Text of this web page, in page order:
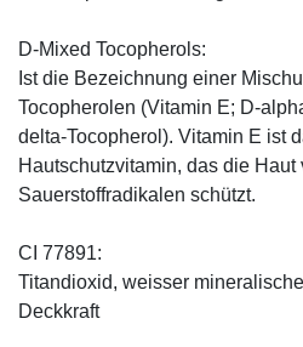
D-Mixed Tocopherols:
Ist die Bezeichnung einer
Tocopherolen (Vitamin E; D-
delta-Tocopherol). Vitamin E ist
Hautschutzvitamin, das die Haut
Sauerstoffradikalen schützt.
CI 77891:
Titandioxid, weisser
Deckkraft